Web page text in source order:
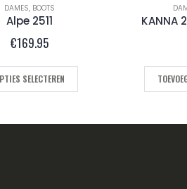
DAMES, BOOTS
Alpe 2511
€169.95
SELECTEREN
KANNA